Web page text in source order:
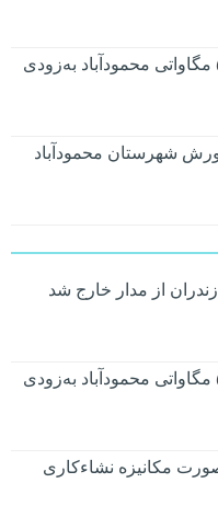
فاز نخست نیروگاه ۵۰۰ مگاواتی محمودآباد به‌زودی
شهرستان محمودآباد
فاز نخست نیروگاه ۵۰۰ مگاواتی محمودآباد به‌زودی
مکانیزه نشاءکاری